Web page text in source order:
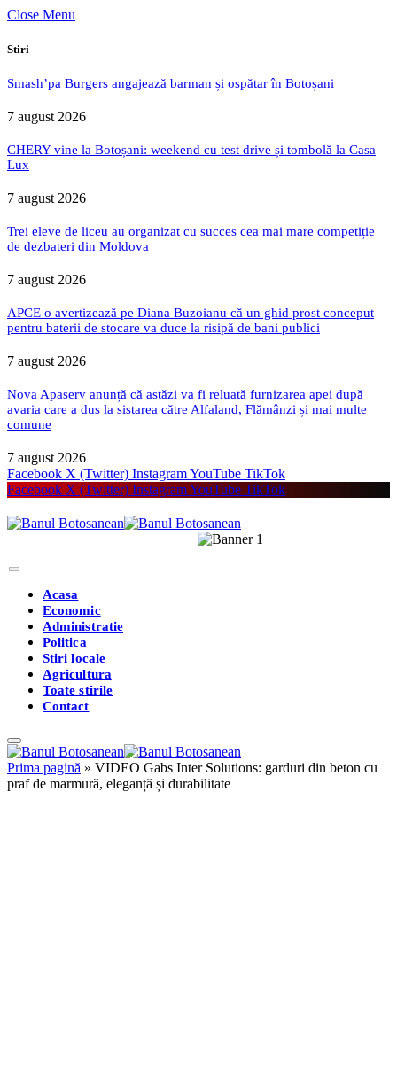
Close Menu
Stiri
Smash’pa Burgers angajează barman și ospătar în Botoșani
7 august 2026
CHERY vine la Botoșani: weekend cu test drive și tombolă la Casa
Lux
7 august 2026
Trei eleve de liceu au organizat cu succes cea mai mare competiție
de dezbateri din Moldova
7 august 2026
APCE o avertizează pe Diana Buzoianu că un ghid prost conceput
pentru baterii de stocare va duce la risipă de bani publici
7 august 2026
Nova Apaserv anunță că astăzi va fi reluată furnizarea apei după
avaria care a dus la sistarea către Alfaland, Flămânzi și mai multe
comune
7 august 2026
Facebook X (Twitter) InstagramYouTube TikTok
Facebook X (Twitter) InstagramYouTube TikTok
Acasa
Economic
Administratie
Politica
Stiri locale
Agricultura
Toate stirile
Contact
Prima pagină » VIDEO Gabs Inter Solutions: garduri din beton cu
praf de marmură, eleganță și durabilitate